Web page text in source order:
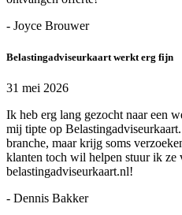
- Joyce Brouwer
Belastingadviseurkaart werkt erg fijn
31 mei 2026
Ik heb erg lang gezocht naar een
mij tipte op
branche, maar krijg soms
klanten toch wil helpen stuur ik ze
belastingadviseurkaart.nl!
- Dennis Bakker